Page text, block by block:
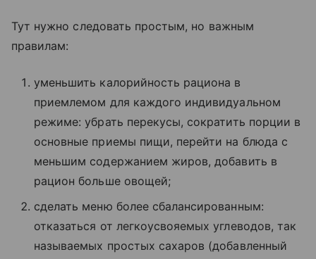
Тут нужно следовать простым, но важным
правилам:
уменьшить калорийность рациона в
приемлемом для каждого индивидуальном
режиме: убрать перекусы, сократить порции в
основные приемы пищи, перейти на блюда с
меньшим содержанием жиров, добавить в
рацион больше овощей;
сделать меню более сбалансированным:
отказаться от легкоусвояемых углеводов, так
называемых простых сахаров (добавленный